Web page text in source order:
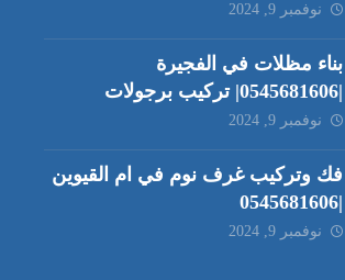
نوفمبر 9, 2024
بناء مظلات في الفجيرة
|0545681606| تركيب برجولات
نوفمبر 9, 2024
فك وتركيب غرف نوم في ام القيوين
|0545681606
نوفمبر 9, 2024